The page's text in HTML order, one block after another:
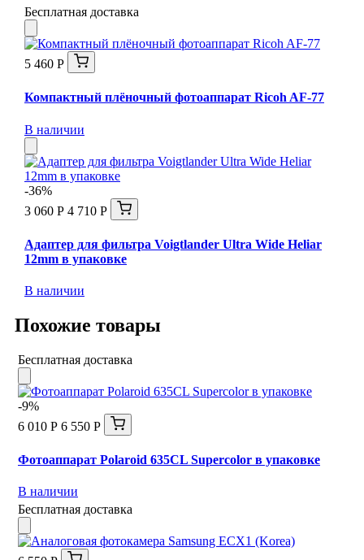
Бесплатная доставка
5 460 Р
Компактный плёночный фотоаппарат Ricoh AF-77
В наличии
-36%
3 060 Р 4 710 Р
Адаптер для фильтра Voigtlander Ultra Wide Heliar
12mm в упаковке
В наличии
Похожие товары
Бесплатная доставка
-9%
6 010 Р 6 550 Р
Фотоаппарат Polaroid 635CL Supercolor в упаковке
В наличии
Бесплатная доставка